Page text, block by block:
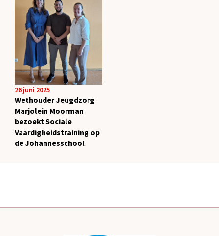
26 juni 2025
Wethouder Jeugdzorg
Marjolein Moorman
bezoekt Sociale
Vaardigheidstraining op
de Johannesschool